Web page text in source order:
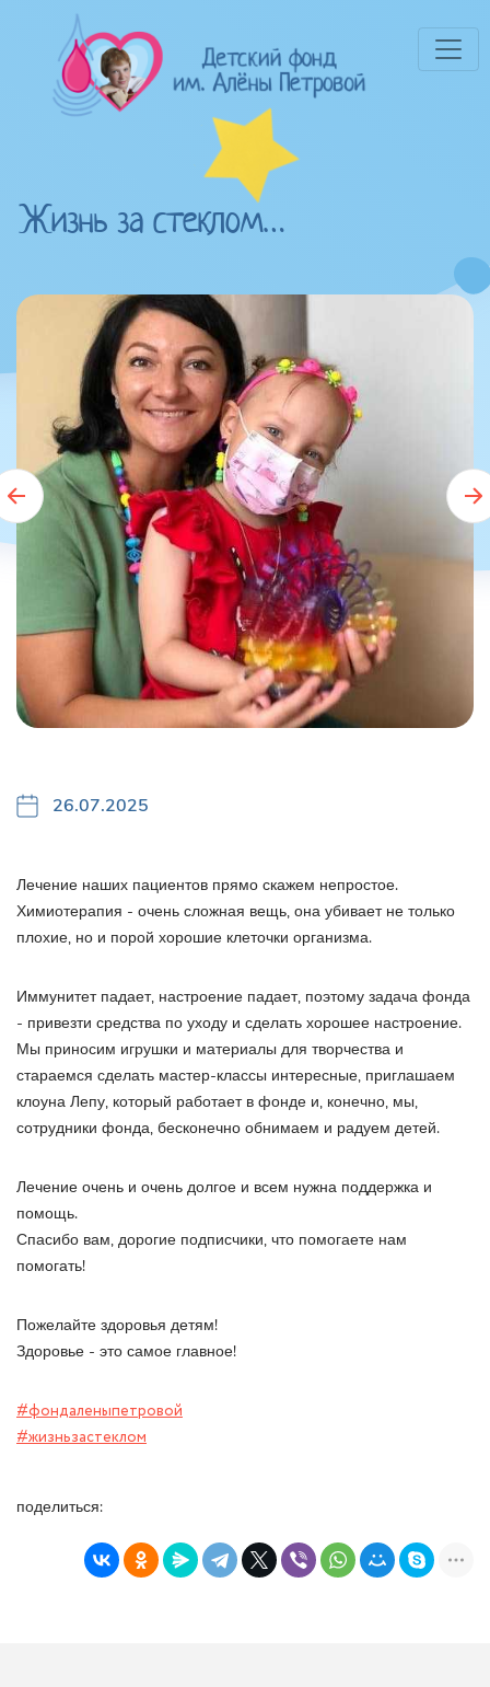
Жизнь за стеклом…
26.07.2025
Лечение наших пациентов прямо скажем непростое.
Химиотерапия - очень сложная вещь, она убивает не только
плохие, но и порой хорошие клеточки организма.
Иммунитет падает, настроение падает, поэтому задача фонда
- привезти средства по уходу и сделать хорошее настроение.
Мы приносим игрушки и материалы для творчества и
стараемся сделать мастер-классы интересные, приглашаем
клоуна Лепу, который работает в фонде и, конечно, мы,
сотрудники фонда, бесконечно обнимаем и радуем детей.
Лечение очень и очень долгое и всем нужна поддержка и
помощь.
Спасибо вам, дорогие подписчики, что помогаете нам
помогать!
Пожелайте здоровья детям!
Здоровье - это самое главное!
#фондаленыпетровой
#жизньзастеклом
поделиться: